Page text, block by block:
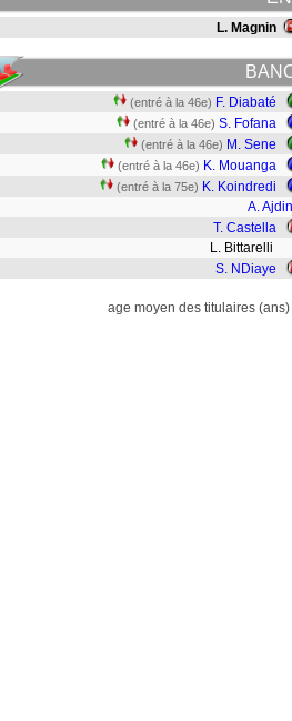
L. Magnin
(entré à la 46e) F. Diabaté
(entré à la 46e) S. Fofana
(entré à la 46e) M. Sene
(entré à la 46e) K. Mouanga
(entré à la 75e) K. Koindredi
A.
T. Castella
L. Bittarelli
S. NDiaye
age moyen des titulaires (ans)